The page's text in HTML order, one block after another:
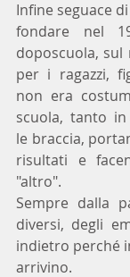
Infine seguace
fondare nel
doposcuola, sul
per i ragazzi,
non era
scuola, tanto
le braccia,
risultati e
"altro".
Sempre dalla
diversi, degli
indietro perché
arrivino.